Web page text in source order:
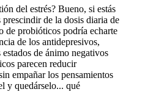
del estrés? Bueno, si estás
de la dosis diaria de
de probióticos podría echarte
de los antidepresivos,
de ánimo negativos
parecen reducir
empañar los pensamientos
y quedárselo... qué